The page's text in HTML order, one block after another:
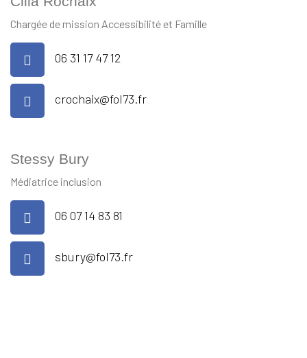
Chargée de mission Accessibilité et Famille
06 31 17 47 12
crochaix@fol73.fr
Stessy Bury
Médiatrice inclusion
06 07 14 83 81
sbury@fol73.fr